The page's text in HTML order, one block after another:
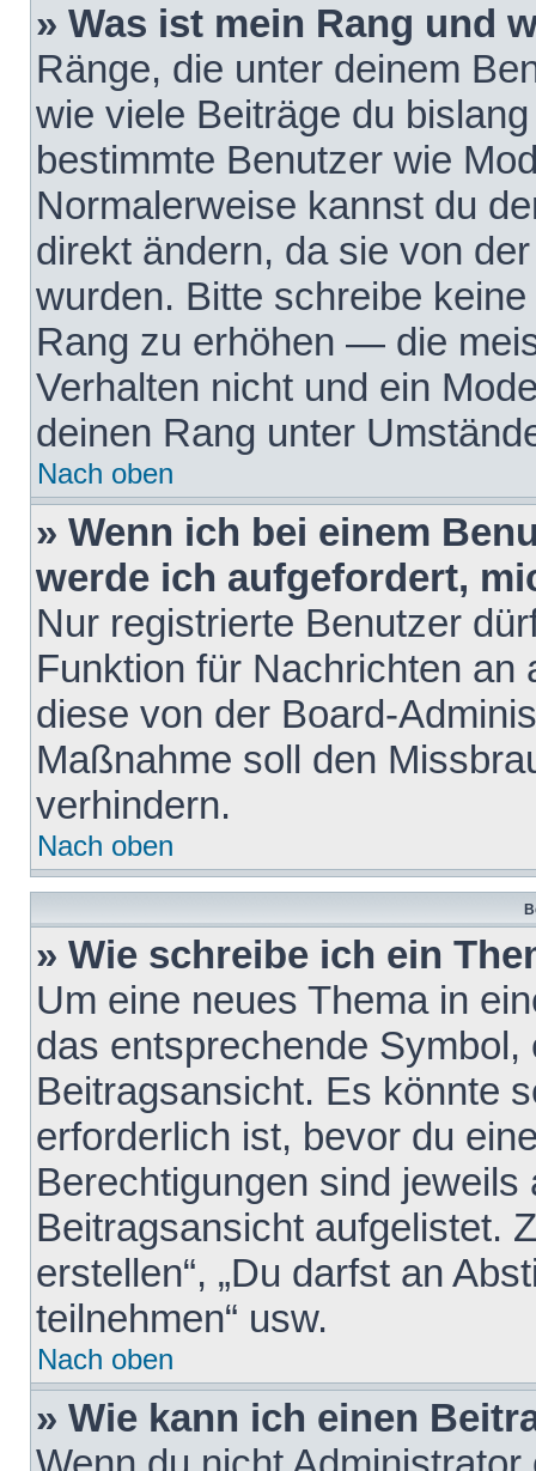
» Was ist mein Rang und
Ränge, die unter deinem
wie viele Beiträge du
bestimmte Benutzer wie
Normalerweise kannst du
direkt ändern, da sie von
wurden. Bitte schreibe
Rang zu erhöhen — die
Verhalten nicht und ein
deinen Rang unter
Nach oben
» Wenn ich bei einem
werde ich aufgefordert,
Nur registrierte Benutzer
Funktion für Nachrichten
diese von der Board-
Maßnahme soll den
verhindern.
Nach oben
» Wie schreibe ich ein
Um eine neues Thema in
das entsprechende
Beitragsansicht. Es könnte
erforderlich ist, bevor du
Berechtigungen sind
Beitragsansicht aufgelistet.
erstellen“, „Du darfst an
teilnehmen“ usw.
Nach oben
» Wie kann ich einen